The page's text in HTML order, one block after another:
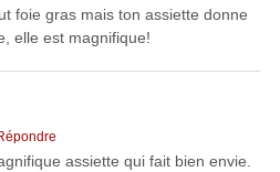
foie gras mais ton assiette donne
elle est magnifique!
assiette qui fait bien envie.